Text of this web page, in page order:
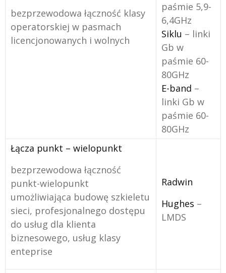
bezprzewodowa łączność klasy
operatorskiej w pasmach
licencjonowanych i wolnych
paśmie 5,9-
6,4GHz
Siklu – linki
Gb w
paśmie 60-
80GHz
E-band –
linki Gb w
paśmie 60-
80GHz
Łącza punkt – wielopunkt
bezprzewodowa łączność
punkt-wielopunkt
umożliwiająca budowę szkieletu
sieci, profesjonalnego dostępu
do usług dla klienta
biznesowego, usług klasy
enteprise
Radwin
Hughes –
LMDS